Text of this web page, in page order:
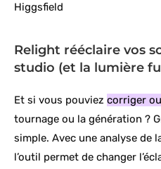
Higgsfield
Relight rééclaire vos
studio (et la lumière
Et si vous pouviez corriger
tournage ou la génération ?
simple. Avec une analyse de
l’outil permet de changer